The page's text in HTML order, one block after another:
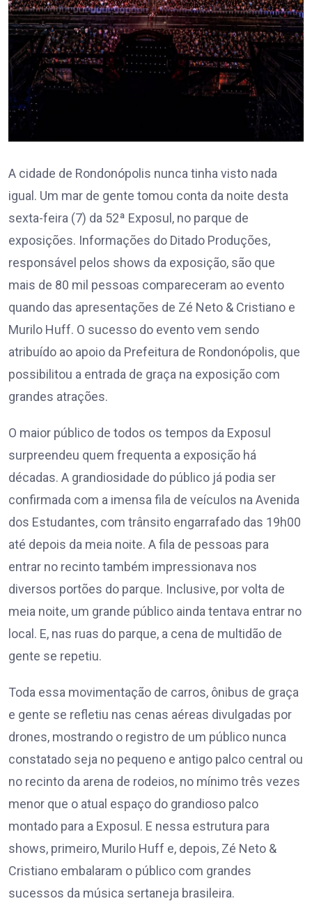
A cidade de Rondonópolis nunca tinha visto nada
igual. Um mar de gente tomou conta da noite desta
sexta-feira (7) da 52ª Exposul, no parque de
exposições. Informações do Ditado Produções,
responsável pelos shows da exposição, são que
mais de 80 mil pessoas compareceram ao evento
quando das apresentações de Zé Neto & Cristiano e
Murilo Huff. O sucesso do evento vem sendo
atribuído ao apoio da Prefeitura de Rondonópolis, que
possibilitou a entrada de graça na exposição com
grandes atrações.
O maior público de todos os tempos da Exposul
surpreendeu quem frequenta a exposição há
décadas. A grandiosidade do público já podia ser
confirmada com a imensa fila de veículos na Avenida
dos Estudantes, com trânsito engarrafado das 19h00
até depois da meia noite. A fila de pessoas para
entrar no recinto também impressionava nos
diversos portões do parque. Inclusive, por volta de
meia noite, um grande público ainda tentava entrar no
local. E, nas ruas do parque, a cena de multidão de
gente se repetiu.
Toda essa movimentação de carros, ônibus de graça
e gente se refletiu nas cenas aéreas divulgadas por
drones, mostrando o registro de um público nunca
constatado seja no pequeno e antigo palco central ou
no recinto da arena de rodeios, no mínimo três vezes
menor que o atual espaço do grandioso palco
montado para a Exposul. E nessa estrutura para
shows, primeiro, Murilo Huff e, depois, Zé Neto &
Cristiano embalaram o público com grandes
sucessos da música sertaneja brasileira.